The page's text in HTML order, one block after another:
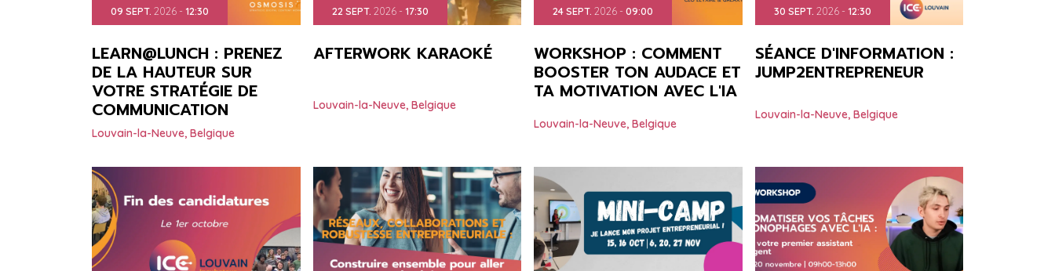
09 SEPT. 2026 - 12:30
LEARN@LUNCH : PRENEZ
DE LA HAUTEUR SUR
VOTRE STRATÉGIE DE
COMMUNICATION
Louvain-la-Neuve, Belgique
22 SEPT. 2026- 17:30
AFTERWORK KARAOKÉ
Louvain-la-Neuve, Belgique
24SEPT. 2026 - 09:00
WORKSHOP : COMMENT
BOOSTER TON AUDACE ET
TA MOTIVATION AVEC L'IA
Louvain-la-Neuve, Belgique
30 SEPT. 2026- 12:30
SÉANCE D'INFORMATION :
JUMP2ENTREPRENEUR
Louvain-la-Neuve, Belgique